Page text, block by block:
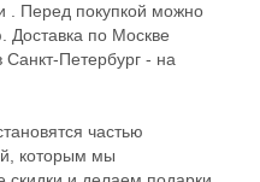
. Перед покупкой можно
Доставка по Москве
Санкт-Петербург - на
частью
которым мы